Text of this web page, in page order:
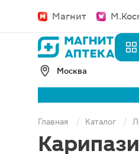
Магнит
Москва
Главная Каталог